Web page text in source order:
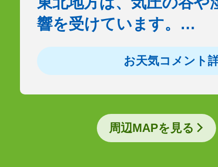
響を受けています。…
お天気コメント
周辺MAPを見る